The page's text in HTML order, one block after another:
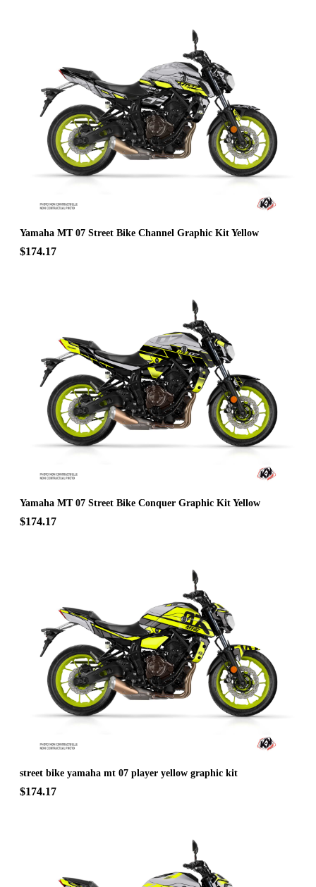
Yamaha MT 07 Street Bike Channel Graphic Kit Yellow
$174.17
Yamaha MT 07 Street Bike Conquer Graphic Kit Yellow
$174.17
street bike yamaha mt 07 player yellow graphic kit
$174.17